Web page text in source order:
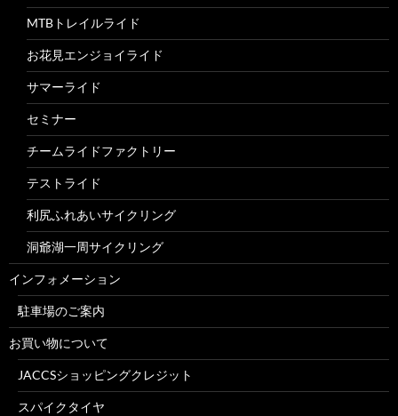
MTBトレイルライド
お花見エンジョイライド
サマーライド
セミナー
チームライドファクトリー
テストライド
利尻ふれあいサイクリング
洞爺湖一周サイクリング
インフォメーション
駐車場のご案内
お買い物について
JACCSショッピングクレジット
スパイクタイヤ